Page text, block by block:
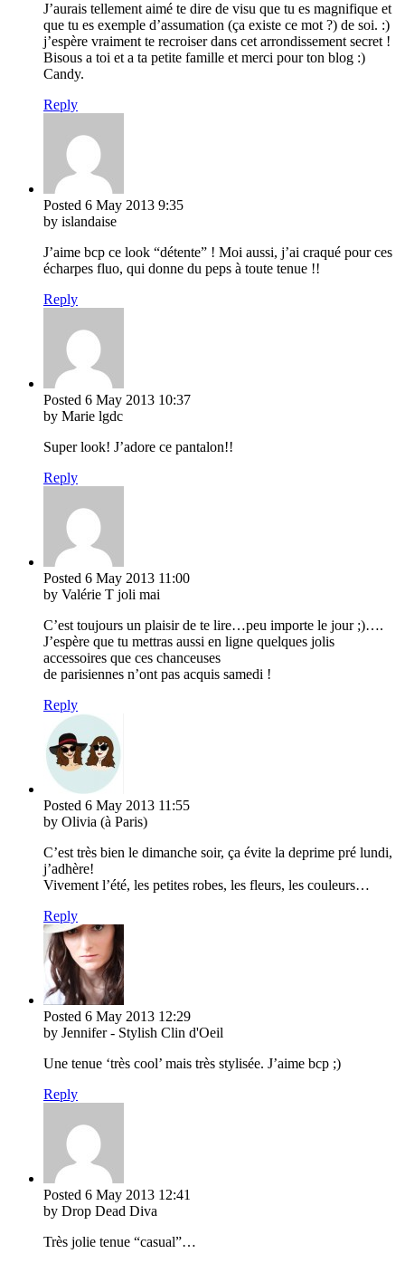
J’aurais tellement aimé te dire de visu que tu es magnifique et
que tu es exemple d’assumation (ça existe ce mot ?) de soi. :)
j’espère vraiment te recroiser dans cet arrondissement secret !
Bisous a toi et a ta petite famille et merci pour ton blog :)
Candy.
Reply
Posted 6 May 2013 9:35
by islandaise
J’aime bcp ce look “détente” ! Moi aussi, j’ai craqué pour ces
écharpes fluo, qui donne du peps à toute tenue !!
Reply
Posted 6 May 2013 10:37
by Marie lgdc
Super look! J’adore ce pantalon!!
Reply
Posted 6 May 2013 11:00
by Valérie T joli mai
C’est toujours un plaisir de te lire…peu importe le jour ;)….
J’espère que tu mettras aussi en ligne quelques jolis
accessoires que ces chanceuses
de parisiennes n’ont pas acquis samedi !
Reply
Posted 6 May 2013 11:55
by Olivia (à Paris)
C’est très bien le dimanche soir, ça évite la deprime pré lundi,
j’adhère!
Vivement l’été, les petites robes, les fleurs, les couleurs…
Reply
Posted 6 May 2013 12:29
by Jennifer - Stylish Clin d'Oeil
Une tenue ‘très cool’ mais très stylisée. J’aime bcp ;)
Reply
Posted 6 May 2013 12:41
by Drop Dead Diva
Très jolie tenue “casual”…